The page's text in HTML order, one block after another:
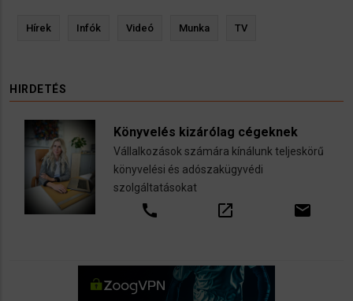
Hírek Infók Videó Munka TV
HIRDETÉS
Könyvelés kizárólag cégeknek
Vállalkozások számára kínálunk teljeskörű
könyvelési és adószakügyvédi
szolgáltatásokat
call open_in_new email